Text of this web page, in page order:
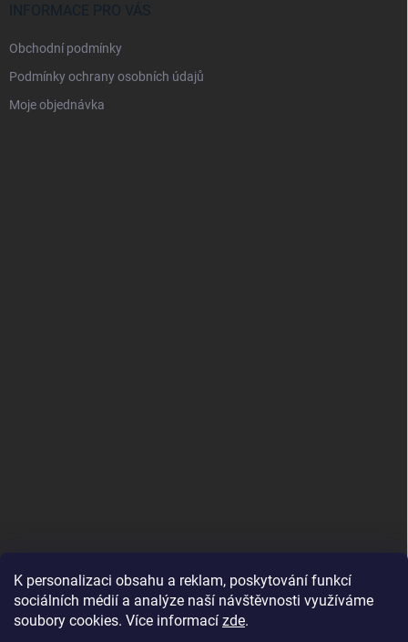
K personalizaci obsahu a reklam, poskytování funkcí
sociálních médií a analýze naší návštěvnosti využíváme
soubory cookies. Více informací zde.
INFORMACE PRO VÁS
Obchodní podmínky
Podmínky ochrany osobních údajů
Moje objednávka